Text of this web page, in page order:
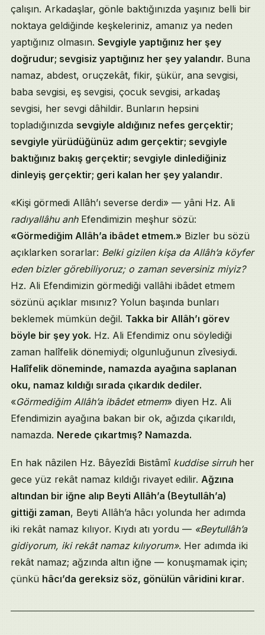
çalışın. Arkadaşlar, gönle baktığınızda yaşınız belli bir
noktaya geldiğinde keşkeleriniz, amanız ya neden
yaptığınız olmasın. Sevgiyle yaptığınız her şey
doğrudur; sevgisiz yaptığınız her şey yalandır. Buna
namaz, abdest, oruçzekât, fikir, şükür, ana sevgisi,
baba sevgisi, eş sevgisi, çocuk sevgisi, arkadaş
sevgisi, her sevgi dâhildir. Bunların hepsini
topladığınızda sevgiyle aldığınız nefes gerçektir;
sevgiyle yürüdüğünüz adım gerçektir; sevgiyle
baktığınız bakış gerçektir; sevgiyle dinlediğiniz
dinleyiş gerçektir; geri kalan her şey yalandır.
«Kişi görmedi Allâh’ı severse derdi» — yâni Hz. Ali
radıyallâhu anhEfendimizin meşhur sözü:
«Görmediğim Allâh’a ibâdet etmem.» Bizler bu sözü
açıklarken sorarlar: Belki gizilen kişa da Allâh’a köyfer
eden bizler görebiliyoruz; o zaman seversiniz miyiz?
Hz. Ali Efendimizin görmediği vallâhi ibâdet etmem
sözünü açıklar mısınız? Yolun başında bunları
beklemek mümkün değil. Takka bir Allâh’ı görev
böyle bir şey yok. Hz. Ali Efendimiz onu söylediği
zaman halîfelik dönemiydi; olgunluğunun zîvesiydi.
Halîfelik döneminde, namazda ayağına saplanan
oku, namaz kıldığı sırada çıkardık dediler.
«Görmediğim Allâh’a ibâdet etmem» diyen Hz. Ali
Efendimizin ayağına bakan bir ok, ağızda çıkarıldı,
namazda. Nerede çıkartmış? Namazda.
En hak nâzilen Hz. Bâyezîdi Bistâmî kuddise sirruhher
gece yüz rekât namaz kıldığı rivayet edilir. Ağzına
altından bir iğne alıp Beyti Allâh’a (Beytullâh’a)
gittiği zaman, Beyti Allâh’a hâcı yolunda her adımda
iki rekât namaz kılıyor. Kıydı atı yordu — «Beytullâh’a
gidiyorum, iki rekât namaz kılıyorum». Her adımda iki
rekât namaz; ağzında altın iğne — konuşmamak için;
çünkü hâcı’da gereksiz söz, gönülün vâridini kırar.